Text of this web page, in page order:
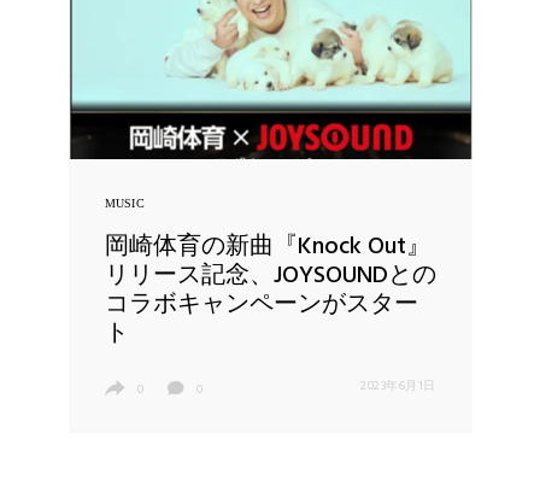
MUSIC
岡崎体育の新曲『Knock Out』
リリース記念、JOYSOUNDとの
コラボキャンペーンがスター
ト
0 0 2023年6月1日